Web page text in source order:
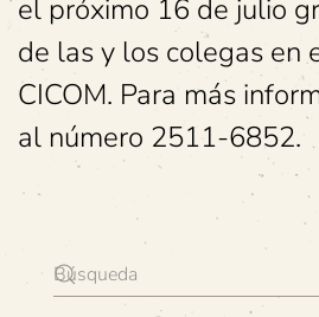
el próximo 16 de julio
de las y los colegas en
CICOM. Para más
al número 2511-6852.